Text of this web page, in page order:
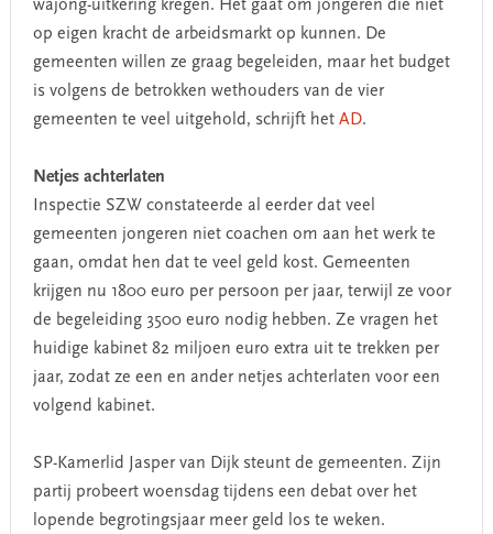
wajong-uitkering kregen. Het gaat om jongeren die niet
op eigen kracht de arbeidsmarkt op kunnen. De
gemeenten willen ze graag begeleiden, maar het budget
is volgens de betrokken wethouders van de vier
gemeenten te veel uitgehold, schrijft het AD.
Netjes achterlaten
Inspectie SZW constateerde al eerder dat veel
gemeenten jongeren niet coachen om aan het werk te
gaan, omdat hen dat te veel geld kost. Gemeenten
krijgen nu 1800 euro per persoon per jaar, terwijl ze voor
de begeleiding 3500 euro nodig hebben. Ze vragen het
huidige kabinet 82 miljoen euro extra uit te trekken per
jaar, zodat ze een en ander netjes achterlaten voor een
volgend kabinet.
SP-Kamerlid Jasper van Dijk steunt de gemeenten. Zijn
partij probeert woensdag tijdens een debat over het
lopende begrotingsjaar meer geld los te weken.